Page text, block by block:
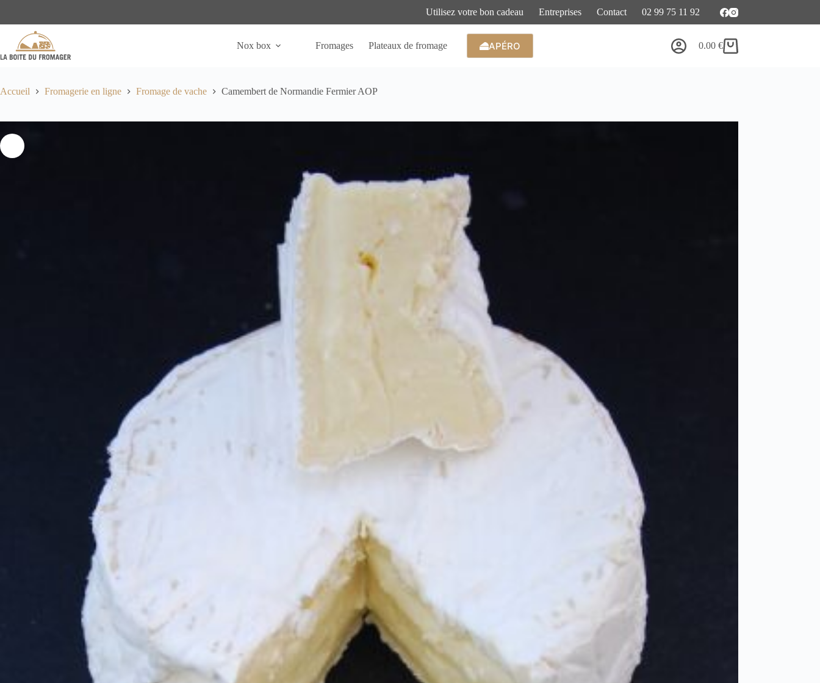
contenu
Utilisez votre bon cadeau Entreprises Contact 02 99 75 11 92
Nox box Fromages Plateaux de fromage APÉRO
Panier
0.00 €
Accueil Fromagerie en ligne Fromage de vache Camembert de Normandie Fermier AOP